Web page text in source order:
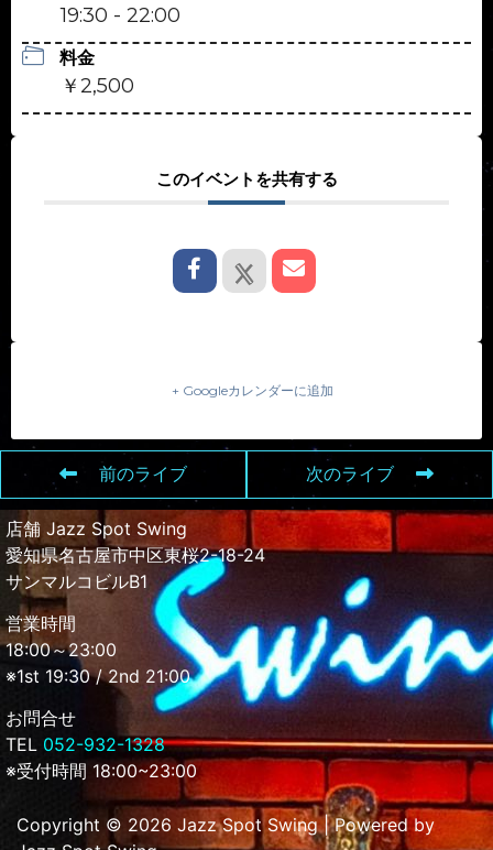
19:30 - 22:00
料金
￥2,500
このイベントを共有する
+ Googleカレンダーに追加
前のライブ 次のライブ
店舗 Jazz Spot Swing
愛知県名古屋市中区東桜2-18-24
サンマルコビルB1
営業時間
18:00～23:00
※1st 19:30 / 2nd 21:00
お問合せ
TEL 052-932-1328
※受付時間 18:00~23:00
Copyright © 2026 Jazz Spot Swing | Powered by